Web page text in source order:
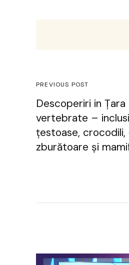
PREVIOUS POST
Descoperiri in
vertebrate –
ţestoase, crocodili,
zburătoare şi